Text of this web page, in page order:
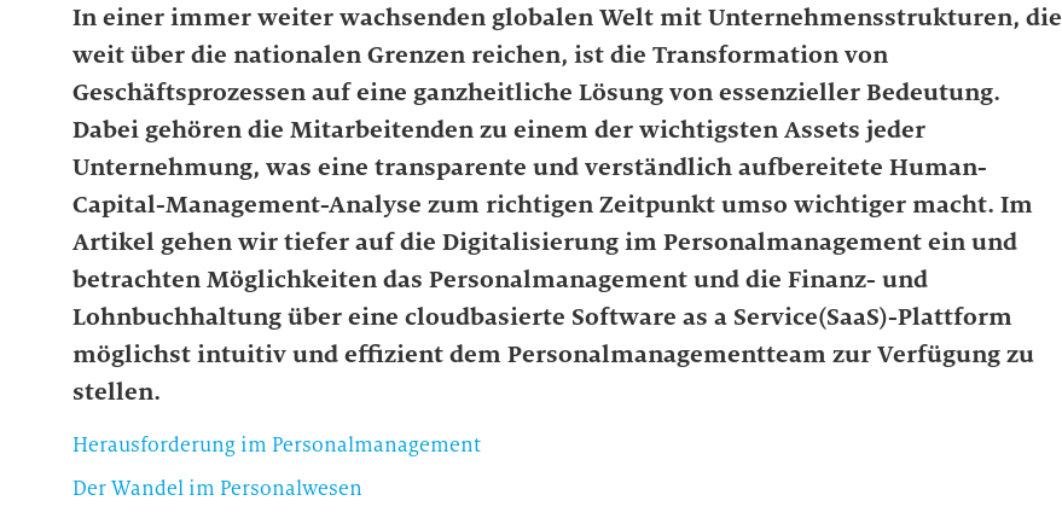
In einer immer weiter wachsenden globalen Welt mit Unternehmensstrukturen, die
weit über die nationalen Grenzen reichen, ist die Transformation von
Geschäftsprozessen auf eine ganzheitliche Lösung von essenzieller Bedeutung.
Dabei gehören die Mitarbeitenden zu einem der wichtigsten Assets jeder
Unternehmung, was eine transparente und verständlich aufbereitete Human-
Capital-Management-Analyse zum richtigen Zeitpunkt umso wichtiger macht. Im
Artikel gehen wir tiefer auf die Digitalisierung im Personalmanagement ein und
betrachten Möglichkeiten das Personalmanagement und die Finanz- und
Lohnbuchhaltung über eine cloudbasierte Software as a Service(SaaS)-Plattform
möglichst intuitiv und effizient dem Personalmanagementteam zur Verfügung zu
stellen.
Herausforderung im Personalmanagement
Der Wandel im Personalwesen